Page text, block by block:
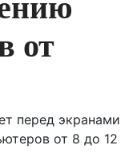
от
перед экранами
от 8 до 12